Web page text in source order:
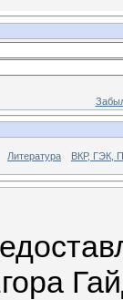
Литература ВКР, ГЭК,